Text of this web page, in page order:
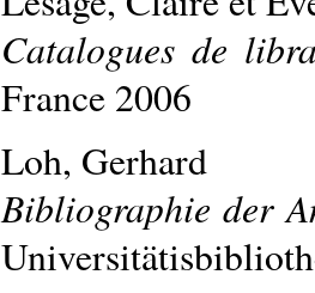
Catalogues de
France 2006
Loh, Gerhard
Bibliographie der